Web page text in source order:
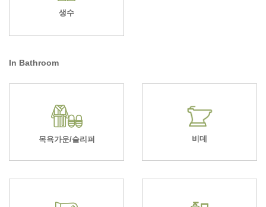
생수
In Bathroom
목욕가운/슬리퍼 비데